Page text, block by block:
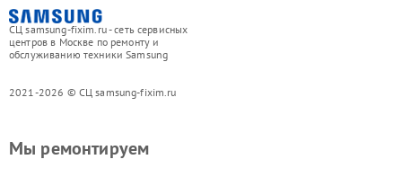
СЦ samsung-fixim.ru - сеть сервисных
центров в Москве по ремонту и
обслуживанию техники Samsung
2021-2026 © СЦ samsung-fixim.ru
Мы ремонтируем